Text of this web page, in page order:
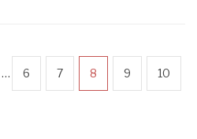
… 6 7 8 9 10